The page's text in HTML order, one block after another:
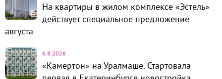
На квартиры в жилом комплексе «Эстель»
действует специальное предложение
августа
6.8.2026
«Камертон» на Уралмаше. Стартовала